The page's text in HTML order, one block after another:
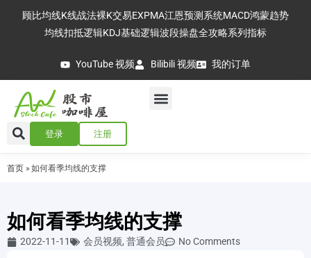
顾比均线K线战法裸K交易EXPMA江恩预测系统MACD鸿蒙趋势
均线扣抵逻辑KDJ基础逻辑波段操盘全攻略系列指标
YouTube 视频 Bilibili 视频 我的订单
登录 注册
首页 » 如何看季均线的支撑
如何看季均线的支撑
2022-11-11 会员视频, 普通会员 No Comments